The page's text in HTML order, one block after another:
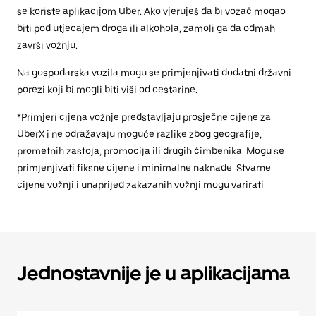
se koriste aplikacijom Uber. Ako vjeruješ da bi vozač mogao
biti pod utjecajem droga ili alkohola, zamoli ga da odmah
završi vožnju.
Na gospodarska vozila mogu se primjenjivati dodatni državni
porezi koji bi mogli biti viši od cestarine.
*Primjeri cijena vožnje predstavljaju prosječne cijene za
UberX i ne odražavaju moguće razlike zbog geografije,
prometnih zastoja, promocija ili drugih čimbenika. Mogu se
primjenjivati fiksne cijene i minimalne naknade. Stvarne
cijene vožnji i unaprijed zakazanih vožnji mogu varirati.
Jednostavnije je u aplikacijama